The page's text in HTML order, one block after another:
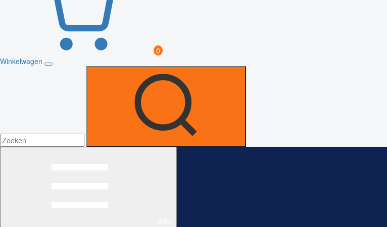
0
Winkelwagen